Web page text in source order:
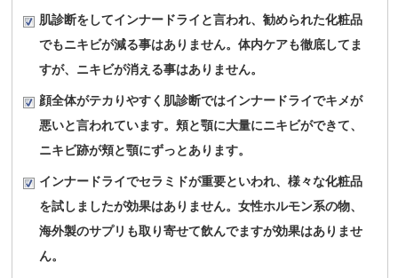
肌診断をしてインナードライと言われ、勧められた化粧品
でもニキビが減る事はありません。体内ケアも徹底してま
すが、ニキビが消える事はありません。
顔全体がテカりやすく肌診断ではインナードライでキメが
悪いと言われています。頬と顎に大量にニキビができて、
ニキビ跡が頬と顎にずっとあります。
インナードライでセラミドが重要といわれ、様々な化粧品
を試しましたが効果はありません。女性ホルモン系の物、
海外製のサプリも取り寄せて飲んでますが効果はありませ
ん。